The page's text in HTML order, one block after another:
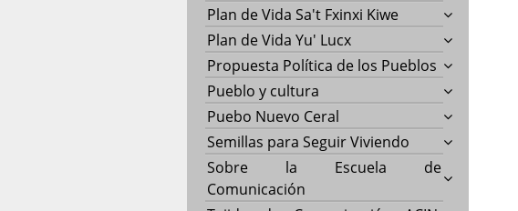
Plan de Vida Sa't Fxinxi Kiwe
Plan de Vida Yu' Lucx
Propuesta Política de los Pueblos
Pueblo y cultura
Puebo Nuevo Ceral
Semillas para Seguir Viviendo
Sobre la Escuela de
Comunicación